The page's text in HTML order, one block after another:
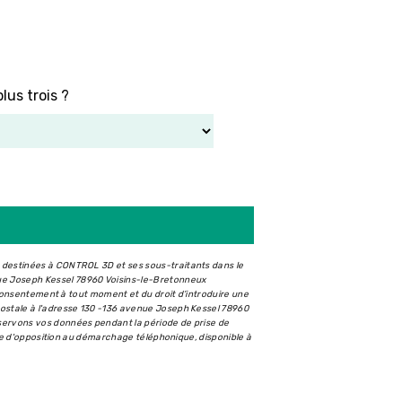
trois ?
à CONTROL 3D et ses sous-traitants dans le
Joseph Kessel 78960 Voisins-le-Bretonneux
à tout moment et du droit d’introduire une
à l'adresse 130 -136 avenue Joseph Kessel 78960
vos données pendant la période de prise de
au démarchage téléphonique, disponible à